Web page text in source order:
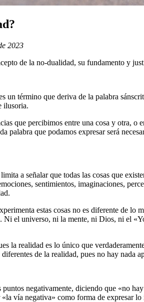
2023
de la no-dualidad, su fundamento y
un término que deriva de la palabra
ilusoria.
que percibimos entre una cosa y otra, o
palabra que podamos expresar será
a señalar que todas las cosas que
sentimientos, imaginaciones,
estas cosas no es diferente de
Ni el universo, ni la mente, ni Dios, ni el
la realidad es lo único que
de la realidad, pues no hay nada
puntos negativamente, diciendo que «no
vía negativa» como forma de expresar